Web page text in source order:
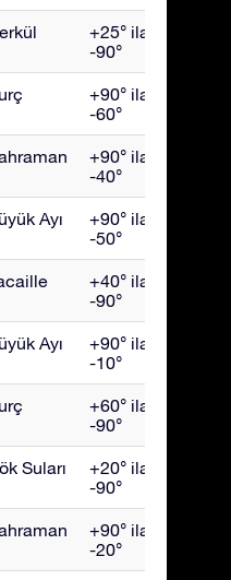
+25° ila
-90°
+90° ila
-60°
+90° ila
-40°
Ayı
+90° ila
-50°
+40° ila
-90°
Ayı
+90° ila
-10°
+60° ila
-90°
Suları
+20° ila
-90°
+90° ila
-20°